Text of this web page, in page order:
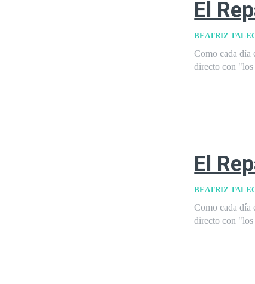
El
BEATRIZ
Como cada día
directo con "los
El
BEATRIZ
Como cada día
directo con "los